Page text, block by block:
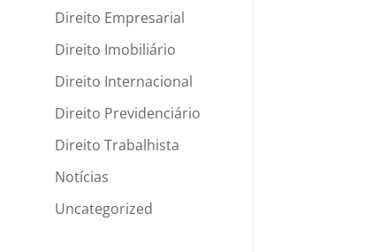
Direito Empresarial
Direito Imobiliário
Direito Internacional
Direito Previdenciário
Direito Trabalhista
Notícias
Uncategorized